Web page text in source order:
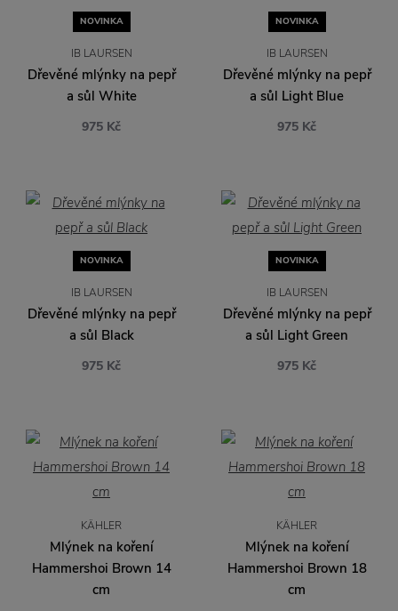
NOVINKA
IB LAURSEN
Dřevěné mlýnky na pepř
a sůl White
975 Kč
NOVINKA
IB LAURSEN
Dřevěné mlýnky na pepř
a sůl Light Blue
975 Kč
NOVINKA
IB LAURSEN
Dřevěné mlýnky na pepř
a sůl Black
975 Kč
NOVINKA
IB LAURSEN
Dřevěné mlýnky na pepř
a sůl Light Green
975 Kč
KÄHLER
Mlýnek na koření
Hammershoi Brown 14
cm
KÄHLER
Mlýnek na koření
Hammershoi Brown 18
cm